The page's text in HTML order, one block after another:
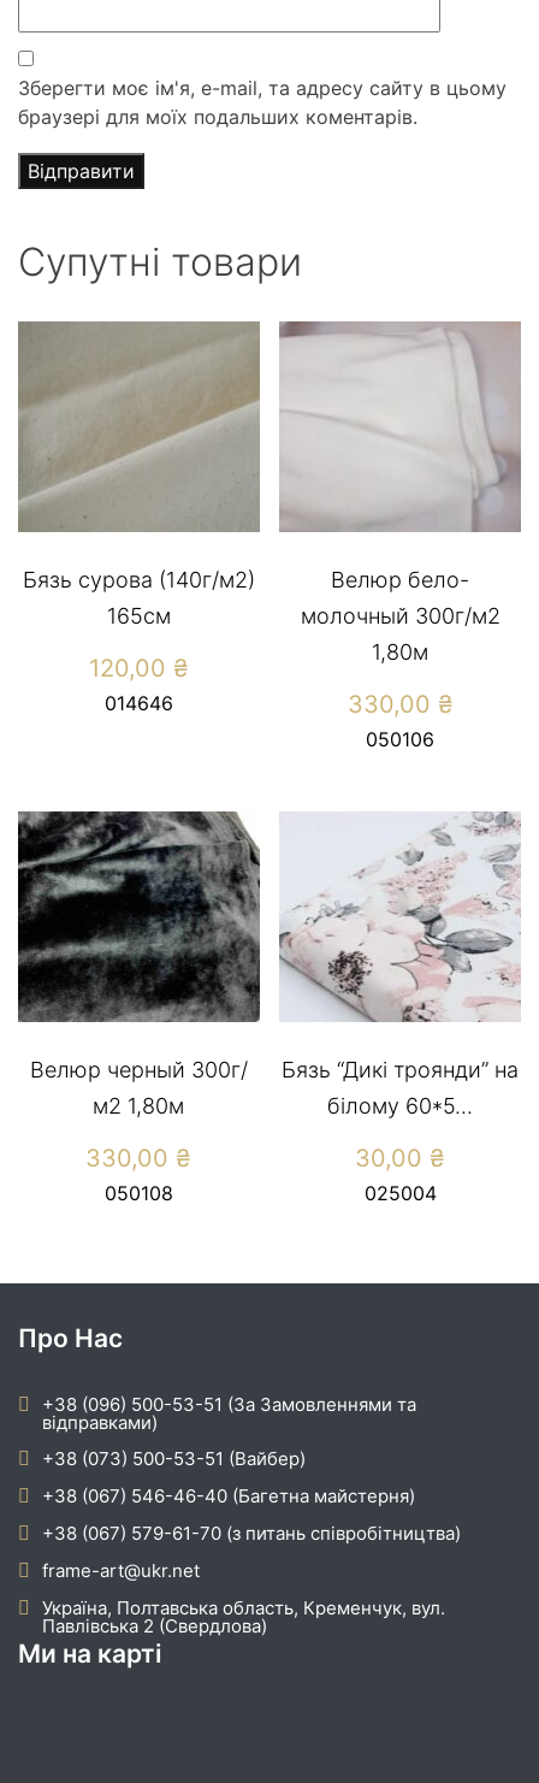
Зберегти моє ім'я, e-mail, та адресу сайту в цьому
браузері для моїх подальших коментарів.
Супутні товари
Бязь сурова (140г/м2)
165см
120,00 ₴
014646
Велюр бело-
молочный 300г/м2
1,80м
330,00 ₴
050106
Велюр черный 300г/
м2 1,80м
330,00 ₴
050108
Бязь “Дикі троянди” на
білому 60*5...
30,00 ₴
025004
Про Нас
+38 (096) 500-53-51 (За Замовленнями та
відправками)
+38 (073) 500-53-51 (Вайбер)
+38 (067) 546-46-40 (Багетна майстерня)
+38 (067) 579-61-70 (з питань співробітництва)
frame-art@ukr.net
Україна, Полтавська область, Кременчук, вул.
Павлівська 2 (Свердлова)
Ми на карті